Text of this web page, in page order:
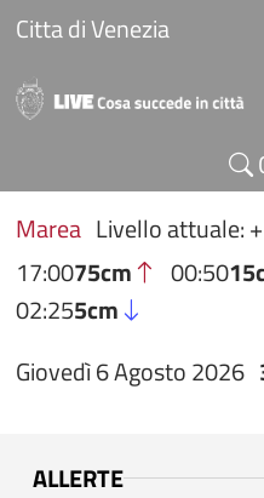
Salta al contenuto
Citta di Venezia
Marea Livello attuale:
17:0075cm 00:50
02:255cm
Giovedì 6 Agosto 2026
ALLERTE